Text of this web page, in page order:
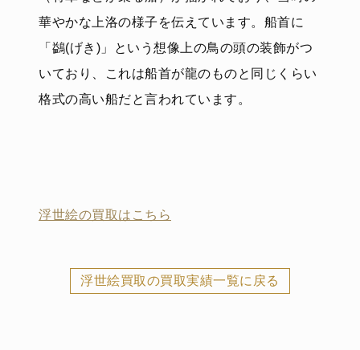
華やかな上洛の様子を伝えています。船首に
「鷁(げき)」という想像上の鳥の頭の装飾がつ
いており、これは船首が龍のものと同じくらい
格式の高い船だと言われています。
浮世絵の買取はこちら
浮世絵買取の買取実績一覧に戻る